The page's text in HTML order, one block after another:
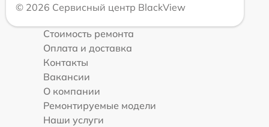
© 2026 Сервисный центр BlackView
Стоимость ремонта
Оплата и доставка
Контакты
Вакансии
О компании
Ремонтируемые модели
Наши услуги